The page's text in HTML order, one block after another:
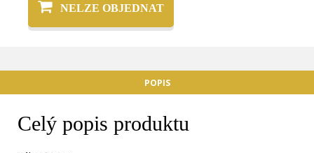
NELZE OBJEDNAT
POPIS
Celý popis produktu